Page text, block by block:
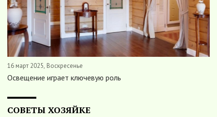
16 март 2025, Воскресенье
Освещение играет ключевую роль
СОВЕТЫ ХОЗЯЙКЕ